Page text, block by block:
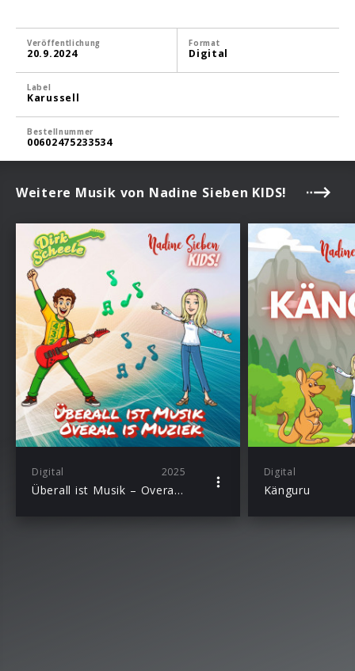
Veröffentlichung
20.9.2024
Format
Digital
Label
Karussell
Bestellnummer
00602475233534
Weitere Musik von Nadine Sieben KIDS!
Digital 2025
Überall ist Musik – Overal is muziek
Digital
Känguru